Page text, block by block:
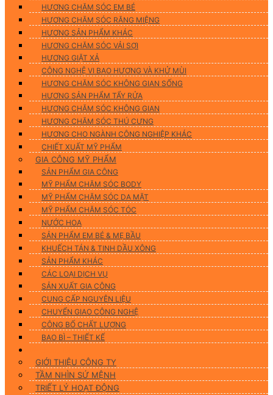
HƯƠNG CHĂM SÓC EM BÉ
HƯƠNG CHĂM SÓC RĂNG MIỆNG
HƯƠNG SẢN PHẨM KHÁC
HƯƠNG CHĂM SÓC VẢI SỢI
HƯƠNG GIẶT XẢ
CÔNG NGHỆ VI BAO HƯƠNG VÀ KHỬ MÙI
HƯƠNG CHĂM SÓC KHÔNG GIAN SỐNG
HƯƠNG SẢN PHẨM TẨY RỬA
HƯƠNG CHĂM SÓC KHÔNG GIAN
HƯƠNG CHĂM SÓC THÚ CƯNG
HƯƠNG CHO NGÀNH CÔNG NGHIỆP KHÁC
CHIẾT XUẤT MỸ PHẨM
GIA CÔNG MỸ PHẨM
SẢN PHẨM GIA CÔNG
MỸ PHẨM CHĂM SÓC BODY
MỸ PHẨM CHĂM SÓC DA MẶT
MỸ PHẨM CHĂM SÓC TÓC
NƯỚC HOA
SẢN PHẨM EM BÉ & MẸ BẦU
KHUẾCH TÁN & TINH DẦU XÔNG
SẢN PHẨM KHÁC
CÁC LOẠI DỊCH VỤ
SẢN XUẤT GIA CÔNG
CUNG CẤP NGUYÊN LIỆU
CHUYỂN GIAO CÔNG NGHỆ
CÔNG BỐ CHẤT LƯỢNG
BAO BÌ – THIẾT KẾ
GIỚI THIỆU CÔNG TY
TẦM NHÌN SỨ MỆNH
TRIẾT LÝ HOẠT ĐỘNG